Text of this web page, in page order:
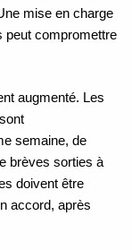
mise en charge
peut compromettre
augmenté. Les
semaine, de
brèves sorties à
doivent être
accord, après